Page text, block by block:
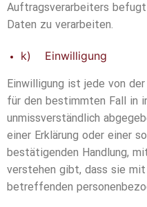
Auftragsverarbeiters
Daten zu verarbeiten.
k) Einwilligung
Einwilligung ist jede von
für den bestimmten Fall in
unmissverständlich
einer Erklärung oder einer
bestätigenden Handlung,
verstehen gibt, dass sie
betreffenden